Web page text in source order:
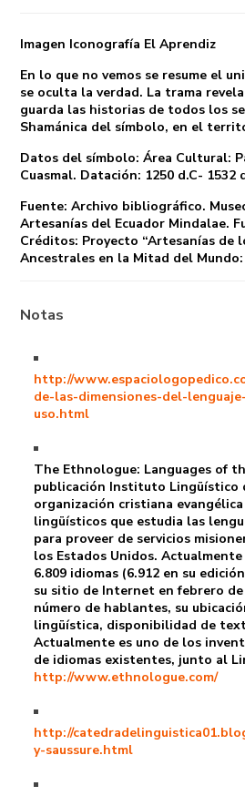
Imagen Iconografía El Aprendiz
En lo que no vemos se resume el
se oculta la verdad. La trama
guarda las historias de todos los
Shamánica del símbolo, en el
Datos del símbolo: Área Cultural:
Cuasmal. Datación: 1250 d.C- 1532
Fuente: Archivo bibliográfico.
Artesanías del Ecuador Mindalae.
Créditos: Proyecto “Artesanías de
Ancestrales en la Mitad del Mundo:
Notas
http://
de-las-dimensiones-del-
uso.html
The Ethnologue: Languages of
publicación Instituto Lingüístico
organización cristiana
lingüísticos que estudia las
para proveer de servicios
los Estados Unidos.
6.809 idiomas (6.912 en su
su sitio de Internet en febrero
número de hablantes, su
lingüística, disponibilidad de
Actualmente es uno de los
de idiomas existentes, junto al
http://www.ethnologue.com/
http://
y-saussure.html